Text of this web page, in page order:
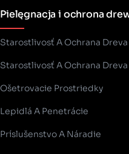
Pielęgnacja i ochrona
Starostlivosť A Ochrana
Starostlivosť A Ochrana
Ošetrovacie Prostriedky
Lepidlá A Penetrácie
Príslušenstvo A Náradie